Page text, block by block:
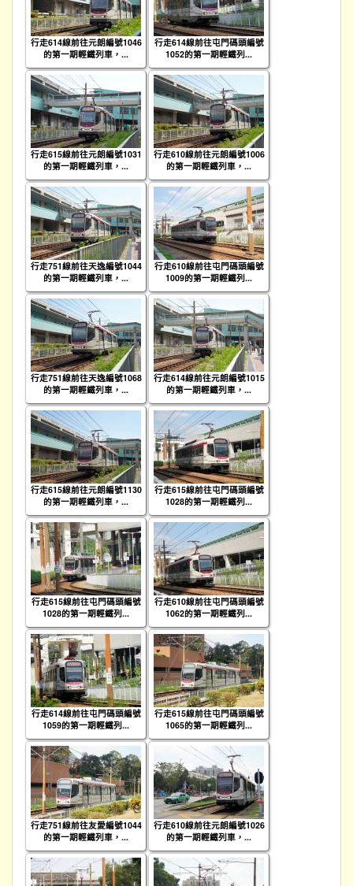
行走614線前往元朗編號1046
的第一期輕鐵列車，...
行走614線前往屯門碼頭編號
1052的第一期輕鐵列...
行走615線前往元朗編號1031
的第一期輕鐵列車，...
行走610線前往元朗編號1006
的第一期輕鐵列車，...
行走751線前往天逸編號1044
的第一期輕鐵列車，...
行走610線前往屯門碼頭編號
1009的第一期輕鐵列...
行走751線前往天逸編號1068
的第一期輕鐵列車，...
行走614線前往元朗編號1015
的第一期輕鐵列車，...
行走615線前往元朗編號1130
的第一期輕鐵列車，...
行走615線前往屯門碼頭編號
1028的第一期輕鐵列...
行走615線前往屯門碼頭編號
1028的第一期輕鐵列...
行走610線前往屯門碼頭編號
1062的第一期輕鐵列...
行走614線前往屯門碼頭編號
1059的第一期輕鐵列...
行走615線前往屯門碼頭編號
1065的第一期輕鐵列...
行走751線前往友愛編號1044
的第一期輕鐵列車，...
行走610線前往元朗編號1026
的第一期輕鐵列車，...